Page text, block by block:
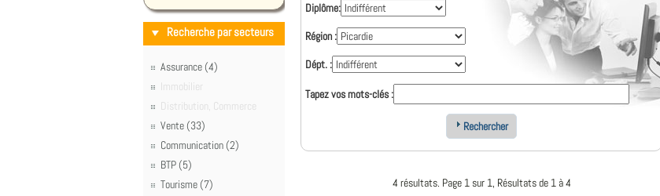
Recherche par secteurs
Assurance (4)
Immobilier
Distribution, Commerce
Vente (33)
Communication (2)
BTP (5)
Tourisme (7)
Diplôme:
Région :
Dépt. :
Tapez vos mots-clés :
Rechercher
4 résultats. Page 1 sur 1, Résultats de 1 à 4